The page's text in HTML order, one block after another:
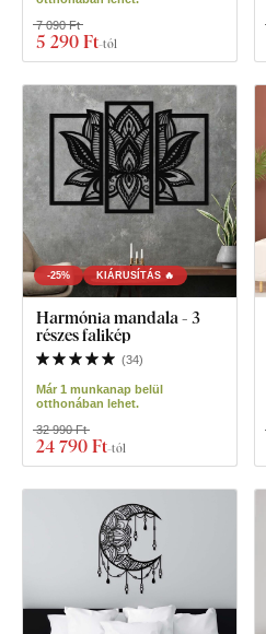
5 290 Ft-tól
7 090 Ft
-25% KIÁRUSÍTÁS 🔥
Harmónia mandala - 3
részes falikép
(34)
Már 1 munkanap belül
otthonában lehet.
24 790 Ft-tól
32 990 Ft